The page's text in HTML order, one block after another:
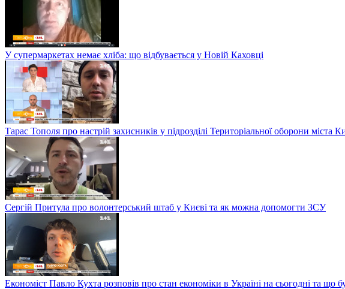
У супермаркетах немає хліба: що відбувається у Новій Каховці
Тарас Тополя про настрій захисників у підрозділі Територіальної оборони міста
Сергій Притула про волонтерський штаб у Києві та як можна допомогти ЗСУ
Економіст Павло Кухта розповів про стан економіки в Україні на сьогодні та що